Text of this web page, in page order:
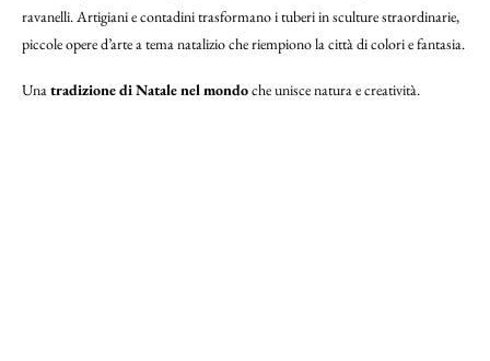
ravanelli. Artigiani e contadini trasformano i tuberi in sculture straordinarie,
piccole opere d’arte a tema natalizio che riempiono la città di colori e fantasia.
Unatradizione di Natale nel mondoche unisce natura e creatività.